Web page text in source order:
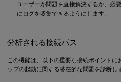
ユーザーが問題を直接解決するか、必
にログを収集できるようにします。
分析される接続パス
この機能は、以下の重要な接続ポイントに
ップの起動に関する潜在的な問題を診断し